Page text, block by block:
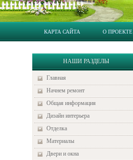
КАРТА САЙТА О ПРОЕКТЕ
НАШИ РАЗДЕЛЫ
Главная
Начнем ремонт
Общая информация
Дизайн интерьера
Отделка
Материалы
Двери и окна